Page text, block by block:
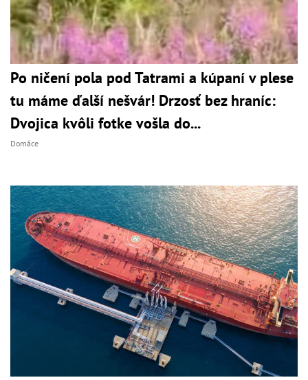
Po ničení pola pod Tatrami a kúpaní v plese
tu máme ďalší nešvár! Drzosť bez hraníc:
Dvojica kvôli fotke vošla do...
Domáce